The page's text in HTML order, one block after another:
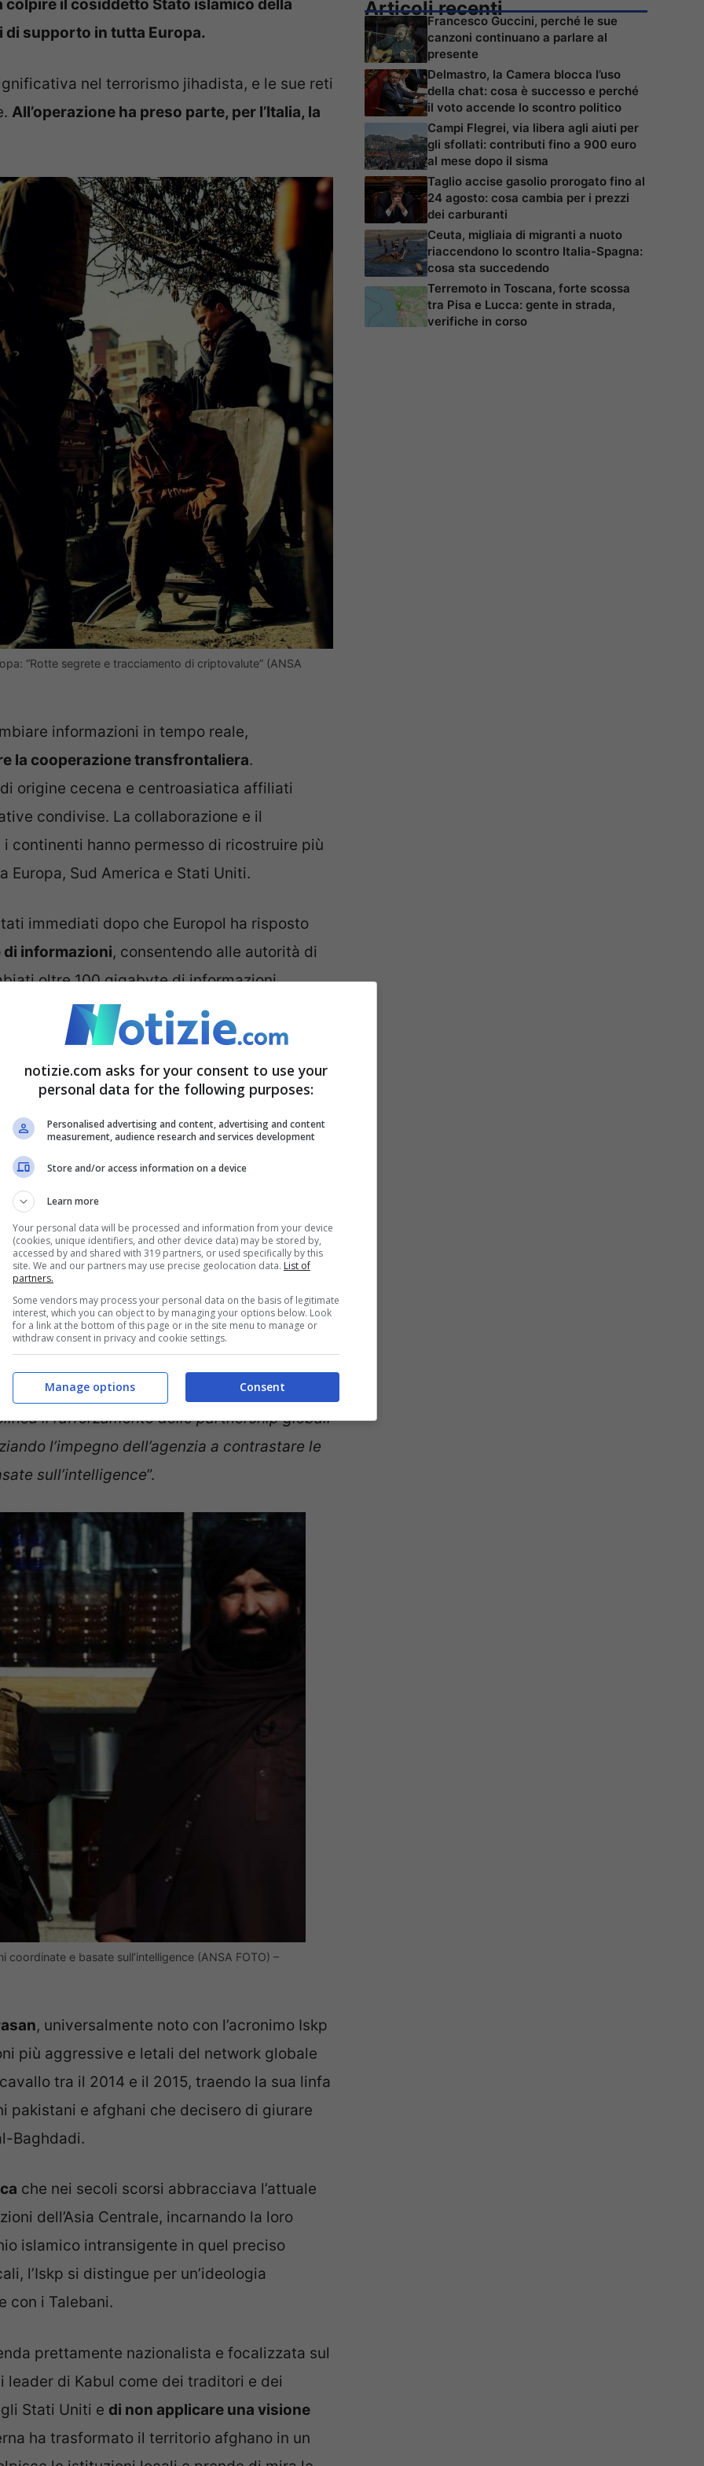
colpire il cosiddetto Stato islamico della
di supporto in tutta Europa.
nel terrorismo jihadista, e le sue reti
All’operazione ha preso parte, per l’Italia, la
“Rotte segrete e tracciamento di criptovalute” (ANSA
informazioni in tempo reale,
la cooperazione transfrontaliera.
origine cecena e centroasiatica affiliati
condivise. La collaborazione e il
continenti hanno permesso di ricostruire più
Europa, Sud America e Stati Uniti.
immediati dopo che Europol ha risposto
informazioni, consentendo alle autorità di
oltre 100 gigabyte di informazioni
identificazione di diversi sospetti e hanno
minacce attraverso azioni
delegazione partecipante per
facilitare gli incontri bilaterali e
europeo per la lotta alla criminalità
tracciamento dei flussi di criptovalute,
finanziaria ed economica ha fornito
potenziare le capacità operative.
il rafforzamento delle partnership globali
l’impegno dell’agenzia a contrastare le
sull’intelligence”.
e basate sull’intelligence (ANSA FOTO) –
, universalmente noto con l’acronimo Iskp
più aggressive e letali del network globale
tra il 2014 e il 2015, traendo la sua linfa
pakistani e afghani che decisero di giurare
Baghdadi.
che nei secoli scorsi abbracciava l’attuale
dell’Asia Centrale, incarnando la loro
islamico intransigente in quel preciso
l’Iskp si distingue per un’ideologia
con i Talebani.
prettamente nazionalista e focalizzata sul
leader di Kabul come dei traditori e dei
Stati Uniti e di non applicare una visione
ha trasformato il territorio afghano in un
Articoli recenti
Francesco Guccini, perché le sue
canzoni continuano a parlare al
presente
Delmastro, la Camera blocca l’uso
della chat: cosa è successo e perché
il voto accende lo scontro politico
Campi Flegrei, via libera agli aiuti per
gli sfollati: contributi fino a 900 euro
al mese dopo il sisma
Taglio accise gasolio prorogato fino al
24 agosto: cosa cambia per i prezzi
dei carburanti
Ceuta, migliaia di migranti a nuoto
riaccendono lo scontro Italia-Spagna:
cosa sta succedendo
Terremoto in Toscana, forte scossa
tra Pisa e Lucca: gente in strada,
verifiche in corso
notizie.com asks for your consent to use your
personal data for the following purposes:
Personalised advertising and content, advertising and content
measurement, audience research and services development
Store and/or access information on a device
Learn more
Your personal data will be processed and information from your device
(cookies, unique identifiers, and other device data) may be stored by,
accessed by and shared with 319 partners, or used specifically by this
site. We and our partners may use precise geolocation data. List of
partners.
Some vendors may process your personal data on the basis of legitimate
interest, which you can object to by managing your options below. Look
for a link at the bottom of this page or in the site menu to manage or
withdraw consent in privacy and cookie settings.
Consent
Manage options